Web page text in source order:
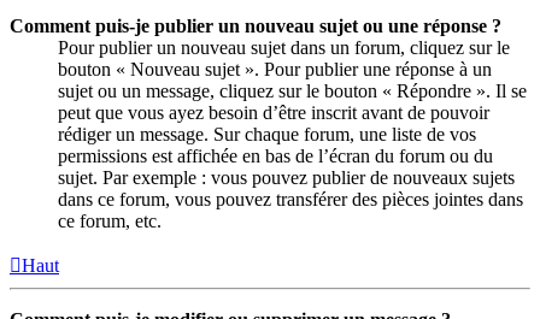
Comment puis-je publier un nouveau sujet ou une réponse ?
Pour publier un nouveau sujet dans un forum, cliquez sur le
bouton « Nouveau sujet ». Pour publier une réponse à un
sujet ou un message, cliquez sur le bouton « Répondre ». Il se
peut que vous ayez besoin d’être inscrit avant de pouvoir
rédiger un message. Sur chaque forum, une liste de vos
permissions est affichée en bas de l’écran du forum ou du
sujet. Par exemple : vous pouvez publier de nouveaux sujets
dans ce forum, vous pouvez transférer des pièces jointes dans
ce forum, etc.
Haut